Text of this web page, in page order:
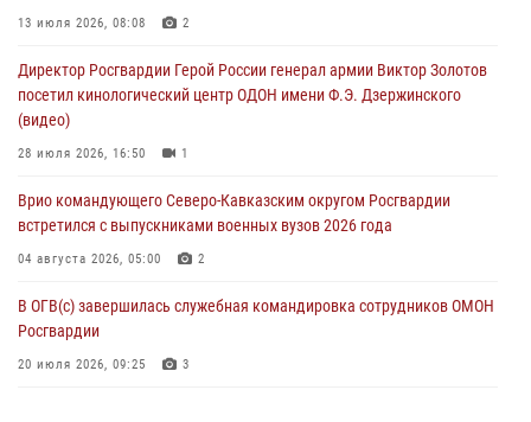
Офицеры Росгвардии и ветераны войск правопорядка почтили
05 августа 2026, 12:40
Росгвардейцы приняли участие в акции «Волна памяти»,
посвящённой 83‑й годовщине освобождения Белгорода от
05 августа 2026, 12:13 1
13 июля 2026, 08:08 2
Директор Росгвардии Герой России генерал армии Виктор Золотов
посетил кинологический центр ОДОН имени Ф.Э. Дзержинского
(видео)
28 июля 2026, 16:50 1
Врио командующего Северо-Кавказским округом Росгвардии
встретился с выпускниками военных вузов 2026 года
04 августа 2026, 05:00 2
В ОГВ(с) завершилась служебная командировка сотрудников ОМОН
Росгвардии
20 июля 2026, 09:25 3